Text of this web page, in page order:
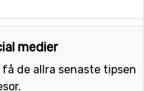
medier
få de allra senaste tipsen